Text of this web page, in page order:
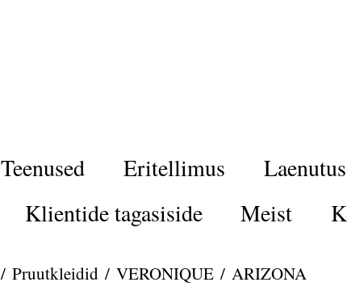
Teenused Eritellimus Laenutus
Klientide tagasiside Meist
/ Pruutkleidid / VERONIQUE / ARIZONA